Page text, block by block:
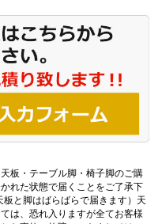
板・テーブル脚・椅子脚のご購
れた状態で届くことをご了承下
と脚はばらばらで届きます）天
は、恐れ入りますが全てお客様